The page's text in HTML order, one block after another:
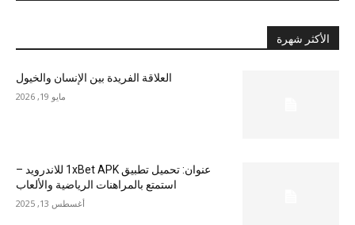
الأكثر شهرة
العلاقة الفريدة بين الإنسان والخيول
مايو 19, 2026
عنوان: تحميل تطبيق 1xBet APK للاندرويد –
استمتع بالمراهنات الرياضية والألعاب
أغسطس 13, 2025